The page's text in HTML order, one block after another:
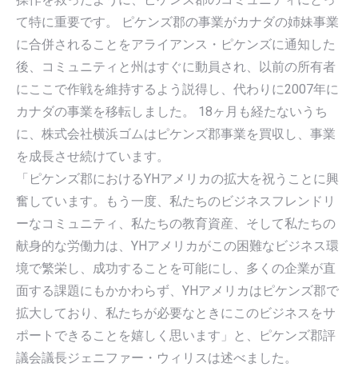
て特に重要です。 ピケンズ郡の事業がカナダの姉妹事業
に合併されることをアライアンス・ピケンズに通知した
後、コミュニティと州はすぐに動員され、以前の所有者
にここで作戦を維持するよう説得し、代わりに2007年に
カナダの事業を移転しました。 18ヶ月も経たないうち
に、株式会社横浜ゴムはピケンズ郡事業を買収し、事業
を成長させ続けています。
「ピケンズ郡におけるYHアメリカの拡大を祝うことに興
奮しています。もう一度、私たちのビジネスフレンドリ
ーなコミュニティ、私たちの教育資産、そして私たちの
献身的な労働力は、YHアメリカがこの困難なビジネス環
境で繁栄し、成功することを可能にし、多くの企業が直
面する課題にもかかわらず、YHアメリカはピケンズ郡で
拡大しており、私たちが必要なときにこのビジネスをサ
ポートできることを嬉しく思います」と、ピケンズ郡評
議会議長ジェニファー・ウィリスは述べました。